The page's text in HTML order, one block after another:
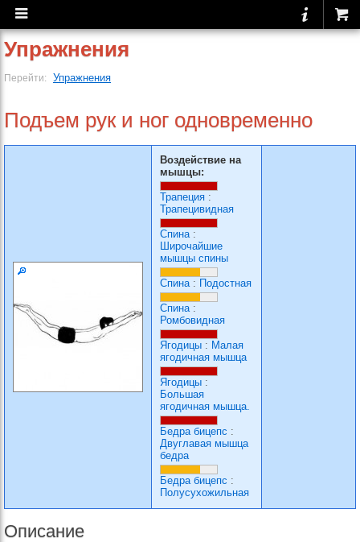
Упражнения
Перейти: Упражнения
Подъем рук и ног одновременно
Воздействие на
мышцы:
Трапеция :
Трапецивидная
Спина:
Широчайшие
мышцы спины
Спина: Подостная
Спина:
Ромбовидная
Ягодицы : Малая
ягодичная мышца
Ягодицы :
Большая
ягодичная мышца.
Бедра бицепс :
Двуглавая мышца
бедра
Бедра бицепс :
Полусухожильная
Описание